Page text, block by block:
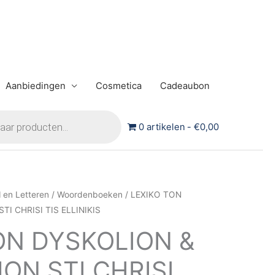
Aanbiedingen Cosmetica Cadeaubon
0 artikelen €0,00
en Letteren / Woordenboeken / LEXIKO TON
CHRISI TIS ELLINIKIS
DYSKOLION &